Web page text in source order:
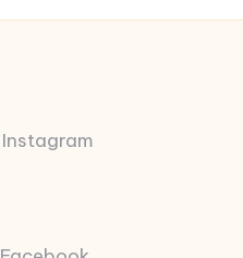
Instagram